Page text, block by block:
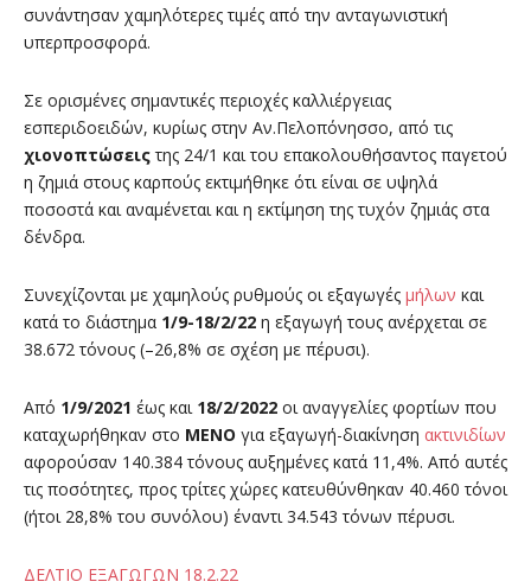
συνάντησαν χαμηλότερες τιμές από την ανταγωνιστική
υπερπροσφορά.
Σε ορισμένες σημαντικές περιοχές καλλιέργειας
εσπεριδοειδών, κυρίως στην Αν.Πελοπόνησσο, από τις
χιονοπτώσειςτης 24/1 και του επακολουθήσαντος παγετού
η ζημιά στους καρπούς εκτιμήθηκε ότι είναι σε υψηλά
ποσοστά και αναμένεται και η εκτίμηση της τυχόν ζημιάς στα
δένδρα.
Συνεχίζονται με χαμηλούς ρυθμούς οι εξαγωγές μήλων και
κατά το διάστημα 1/9-18/2/22 η εξαγωγή τους ανέρχεται σε
38.672 τόνους (–26,8% σε σχέση με πέρυσι).
Από 1/9/2021 έως και 18/2/2022 οι αναγγελίες φορτίων που
καταχωρήθηκαν στο ΜΕΝΟ για εξαγωγή-διακίνηση ακτινιδίων
αφορούσαν 140.384 τόνους αυξημένες κατά 11,4%. Από αυτές
τις ποσότητες, προς τρίτες χώρες κατευθύνθηκαν 40.460 τόνοι
(ήτοι 28,8% του συνόλου) έναντι 34.543 τόνων πέρυσι.
ΔΕΛΤΙΟ ΕΞΑΓΩΓΩΝ 18.2.22